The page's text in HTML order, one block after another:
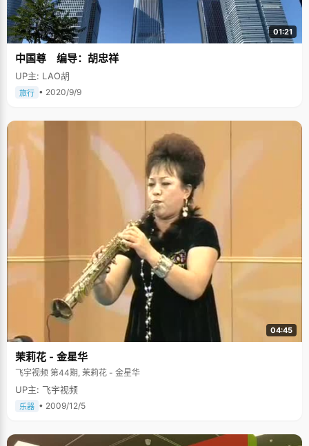
01:21
中国尊 编导：胡忠祥
UP主: LAO胡
旅行 • 2020/9/9
04:45
茉莉花 - 金星华
飞宇视频 第44期, 茉莉花 - 金星华
UP主: 飞宇视频
乐器 • 2009/12/5